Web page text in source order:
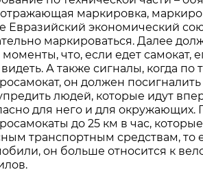
маркировка,
Евразийский экономический
маркироваться. Далее
моменты, что, если едет самокат,
А также сигналы, когда по
он должен
людей, которые идут
для него и для окружающих.
до 25 км в час,
транспортным средствам, то
он больше относится к